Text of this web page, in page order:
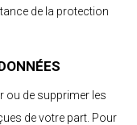
de la protection
ou de supprimer les
de votre part. Pour